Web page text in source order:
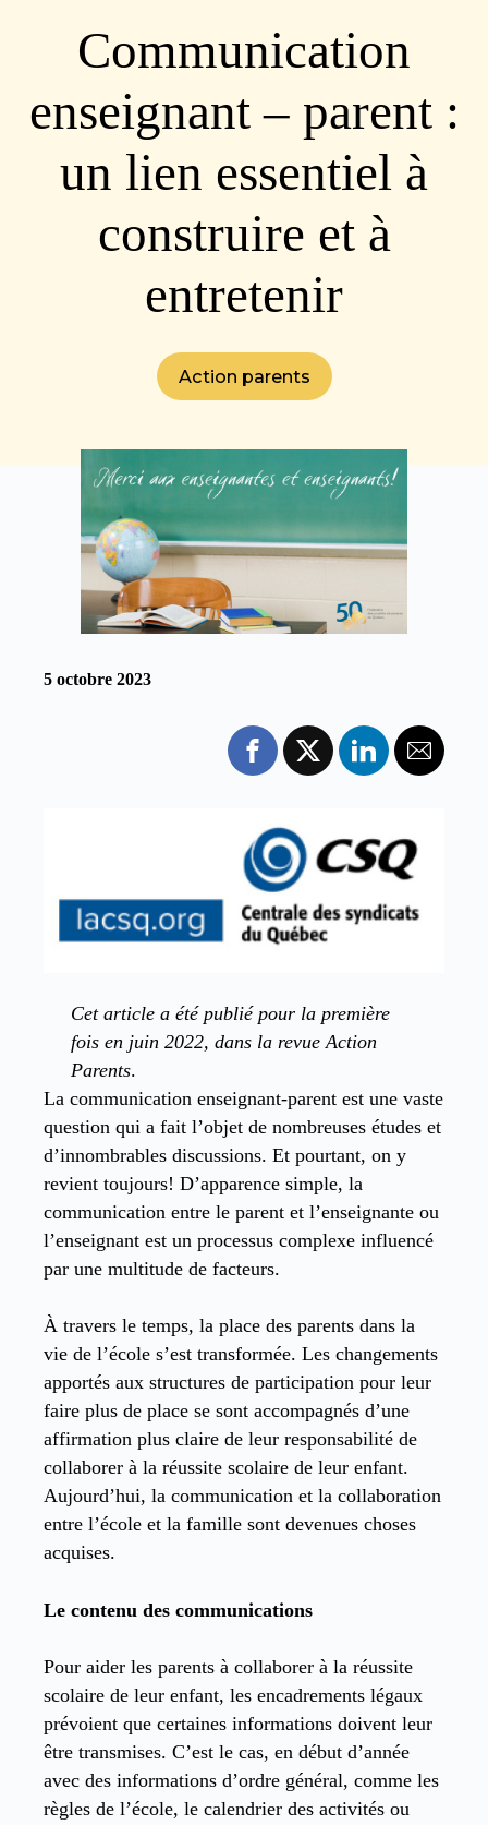
Communication
enseignant – parent :
un lien essentiel à
construire et à
entretenir
Action parents
5 octobre 2023
Cet article a été publié pour la première
fois en juin 2022, dans la revue Action
Parents.
La communication enseignant-parent est une vaste
question qui a fait l’objet de nombreuses études et
d’innombrables discussions. Et pourtant, on y
revient toujours! D’apparence simple, la
communication entre le parent et l’enseignante ou
l’enseignant est un processus complexe influencé
par une multitude de facteurs.
À travers le temps, la place des parents dans la
vie de l’école s’est transformée. Les changements
apportés aux structures de participation pour leur
faire plus de place se sont accompagnés d’une
affirmation plus claire de leur responsabilité de
collaborer à la réussite scolaire de leur enfant.
Aujourd’hui, la communication et la collaboration
entre l’école et la famille sont devenues choses
acquises.
Le contenu des communications
Pour aider les parents à collaborer à la réussite
scolaire de leur enfant, les encadrements légaux
prévoient que certaines informations doivent leur
être transmises. C’est le cas, en début d’année
avec des informations d’ordre général, comme les
règles de l’école, le calendrier des activités ou